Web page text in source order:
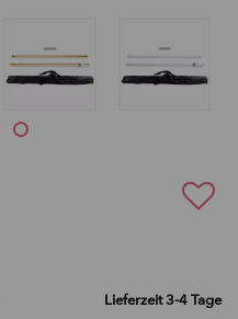
Lieferzeit 3-4 Tage